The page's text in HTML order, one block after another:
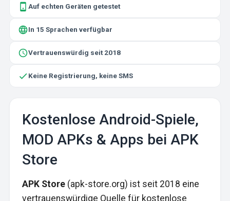
Kostenlose Android-Spiele,
MOD APKs & Apps bei APK
Store
APK Store(apk-store.org) ist seit 2018 eine
vertrauenswürdige Quelle für kostenlose
Auf echten Geräten getestet
In 15 Sprachen verfügbar
Vertrauenswürdig seit 2018
Keine Registrierung, keine SMS